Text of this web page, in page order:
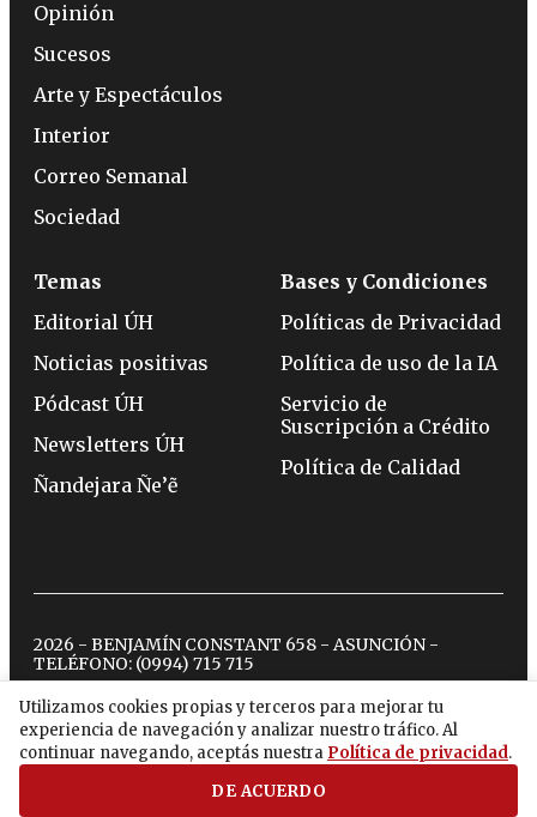
Utilizamos cookies propias y terceros para mejorar tu
experiencia de navegación y analizar nuestro tráfico. Al
continuar navegando, aceptás nuestra Política de privacidad.
DE ACUERDO
Opinión
Sucesos
Arte y Espectáculos
Interior
Correo Semanal
Sociedad
Temas
Editorial ÚH
Noticias positivas
Pódcast ÚH
Newsletters ÚH
Ñandejara Ñe’ẽ
Bases y Condiciones
Políticas de Privacidad
Política de uso de la IA
Servicio de
Suscripción a Crédito
Política de Calidad
2026 - BENJAMÍN CONSTANT 658 - ASUNCIÓN -
TELÉFONO: (0994) 715 715
twitterinstagram
facebook
tiktokyoutubespotify